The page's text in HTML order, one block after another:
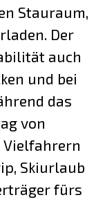
Stauraum,
Der
auch
und bei
das
von
Vielfahrern
Skiurlaub
fürs